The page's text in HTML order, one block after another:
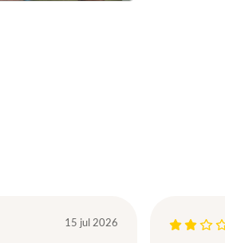
15 jul 2026